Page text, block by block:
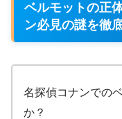
ベルモットの正
ン必見の謎を徹
名探偵コナンでの
か？